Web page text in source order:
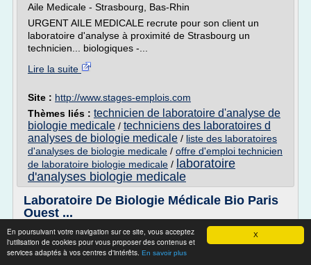
X
En poursuivant votre navigation sur ce site, vous acceptez
l'utilisation de cookies pour vous proposer des contenus et
services adaptés à vos centres d'intérêts. En savoir plus
Aile Medicale - Strasbourg, Bas-Rhin
URGENT AILE MEDICALE recrute pour son client un
laboratoire d'analyse à proximité de Strasbourg un
technicien... biologiques -...
Lire la suite
Site : http://www.stages-emplois.com
Thèmes liés : technicien de laboratoire d'analyse de
biologie medicale / techniciens des laboratoires d
analyses de biologie medicale / liste des laboratoires
d'analyses de biologie medicale / offre d'emploi technicien
de laboratoire biologie medicale / laboratoire
d'analyses biologie medicale
Laboratoire De Biologie Médicale Bio Paris
Ouest ...
Laboratoire De Biologie Médicale Bio Paris Ouest à
Courbevoie n'ont pas encore été renseignés. ajoutez les !